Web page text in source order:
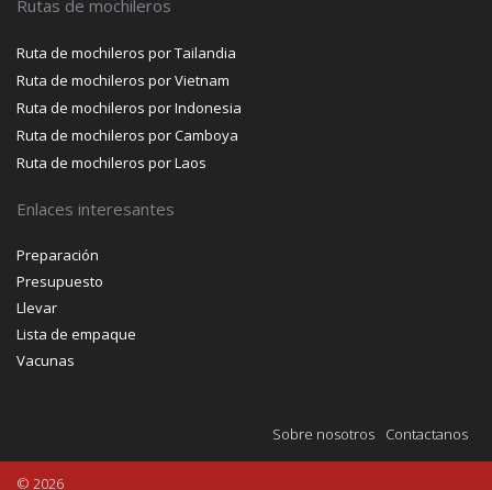
Rutas de mochileros
Ruta de mochileros por Tailandia
Ruta de mochileros por Vietnam
Ruta de mochileros por Indonesia
Ruta de mochileros por Camboya
Ruta de mochileros por Laos
Enlaces interesantes
Preparación
Presupuesto
Llevar
Lista de empaque
Vacunas
Sobre nosotros Contactanos
© 2026